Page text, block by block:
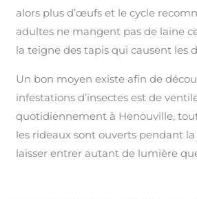
alors plus d’œufs et le cycle
adultes ne mangent pas de laine
la teigne des tapis qui causent les
Un bon moyen existe afin de
infestations d’insectes est de
quotidiennement à Henouville,
les rideaux sont ouverts pendant
laisser entrer autant de lumière